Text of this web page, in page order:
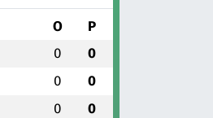
O P
0 0
0 0
0 0